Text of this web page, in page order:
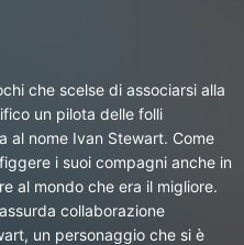
che scelse di associarsi alla
un pilota delle folli
al nome Ivan Stewart. Come
i suoi compagni anche in
al mondo che era il migliore.
collaborazione
un personaggio che si è